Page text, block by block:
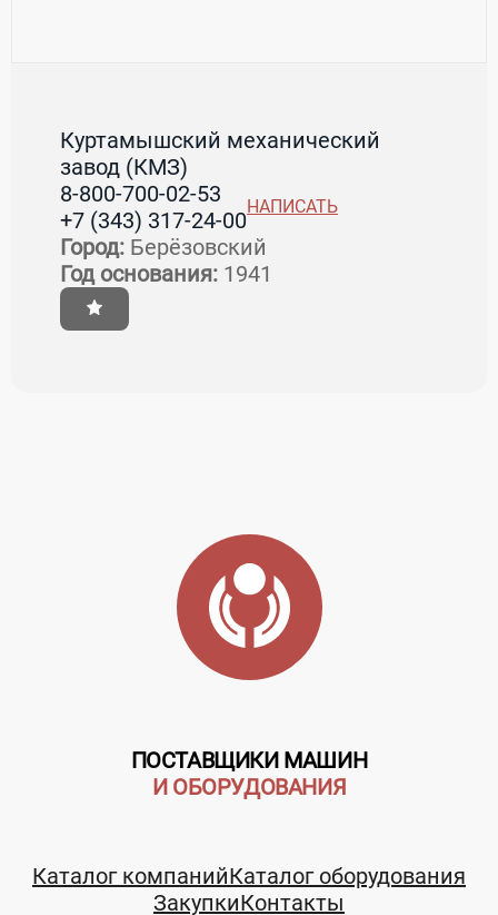
Куртамышский механический
завод (КМЗ)
8-800-700-02-53
+7 (343) 317-24-00НАПИСАТЬ
Город: Берёзовский
Год основания: 1941
ПОСТАВЩИКИ МАШИН
И ОБОРУДОВАНИЯ
Каталог компанийКаталог оборудования
ЗакупкиКонтакты